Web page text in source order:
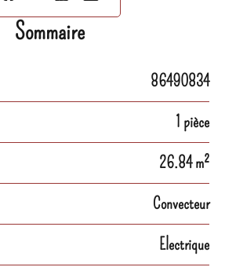
Sommaire
86490834
1 pièce
26.84 m²
Convecteur
Electrique